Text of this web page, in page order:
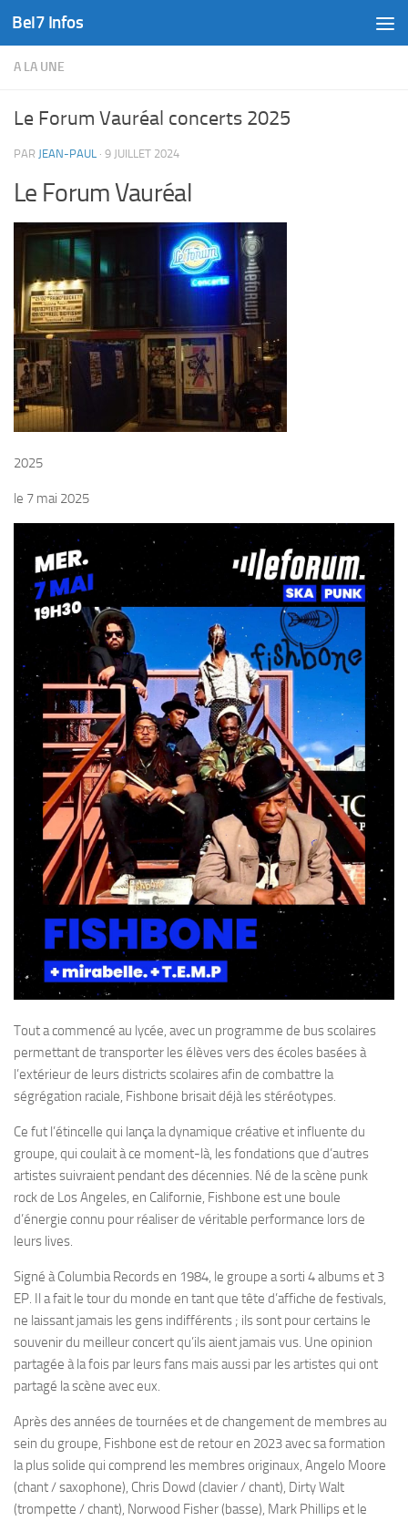
Skip to content
Bel7 Infos
A LA UNE
Le Forum Vauréal concerts 2025
PAR JEAN-PAUL · 9 JUILLET 2024
Le Forum Vauréal
2025
le 7 mai 2025
Tout a commencé au lycée, avec un programme de bus scolaires
permettant de transporter les élèves vers des écoles basées à
l’extérieur de leurs districts scolaires afin de combattre la
ségrégation raciale, Fishbone brisait déjà les stéréotypes.
Ce fut l’étincelle qui lança la dynamique créative et influente du
groupe, qui coulait à ce moment-là, les fondations que d’autres
artistes suivraient pendant des décennies. Né de la scène punk
rock de Los Angeles, en Californie, Fishbone est une boule
d’énergie connu pour réaliser de véritable performance lors de
leurs lives.
Signé à Columbia Records en 1984, le groupe a sorti 4 albums et 3
EP. Il a fait le tour du monde en tant que tête d’affiche de festivals,
ne laissant jamais les gens indifférents ; ils sont pour certains le
souvenir du meilleur concert qu’ils aient jamais vus. Une opinion
partagée à la fois par leurs fans mais aussi par les artistes qui ont
partagé la scène avec eux.
Après des années de tournées et de changement de membres au
sein du groupe, Fishbone est de retour en 2023 avec sa formation
la plus solide qui comprend les membres originaux, Angelo Moore
(chant / saxophone), Chris Dowd (clavier / chant), Dirty Walt
(trompette / chant), Norwood Fisher (basse), Mark Phillips et le